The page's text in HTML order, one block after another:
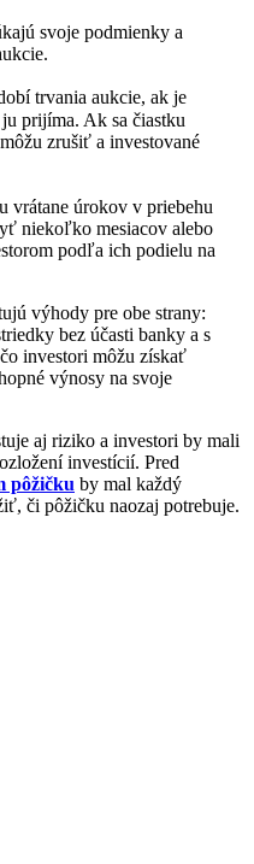
svoje podmienky a
trvania aukcie, ak je
prijíma. Ak sa čiastku
zrušiť a investované
vrátane úrokov v priebehu
niekoľko mesiacov alebo
podľa ich podielu na
výhody pre obe strany:
bez účasti banky a s
investori môžu získať
výnosy na svoje
aj riziko a investori by mali
investícií. Pred
pôžičku by mal každý
či pôžičku naozaj potrebuje.